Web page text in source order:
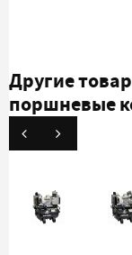
Другие
поршневые